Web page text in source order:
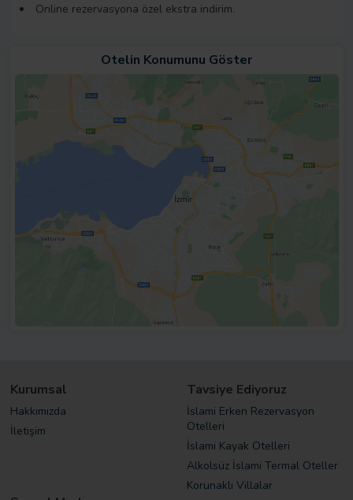
Online rezervasyona özel ekstra indirim.
Otelin Konumunu Göster
Kurumsal
Hakkımızda
İletişim
Tavsiye Ediyoruz
İslami Erken Rezervasyon
Otelleri
İslami Kayak Otelleri
Alkolsüz İslami Termal Oteller
Korunaklı Villalar